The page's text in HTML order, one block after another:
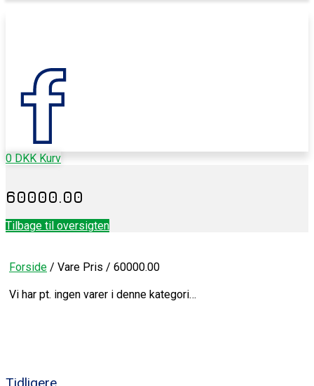
0 DKK Kurv
60000.00
Tilbage til oversigten
Forside / Vare Pris / 60000.00
Vi har pt. ingen varer i denne kategori…